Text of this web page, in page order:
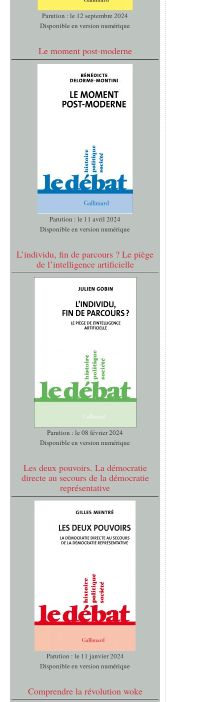
Parution : le 12 septembre 2024
Disponible en version numérique
Le moment post-moderne
Parution : le 11 avril 2024
Disponible en version numérique
L’individu, fin de parcours ? Le piège
de l’intelligence artificielle
Parution : le 08 février 2024
Disponible en version numérique
Les deux pouvoirs. La démocratie
directe au secours de la démocratie
représentative
Parution : le 11 janvier 2024
Disponible en version numérique
Comprendre la révolution woke